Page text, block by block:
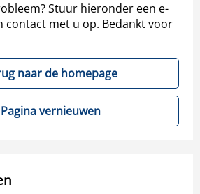
Stuur hieronder een e-
contact met u op. Bedankt voor
naar de homepage
Pagina vernieuwen